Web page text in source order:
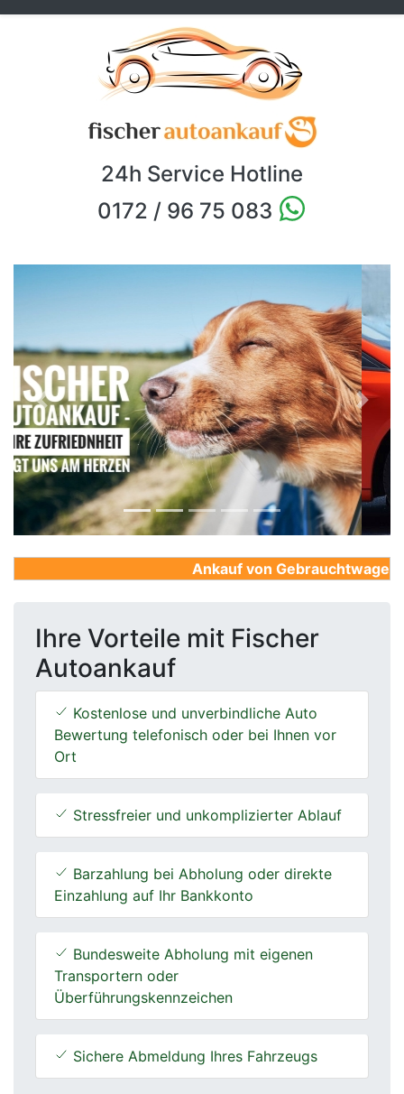
24h Service Hotline
0172 / 96 75 083
Previous Next
Ankauf von Gebrauchtwagen,
Ihre Vorteile mit Fischer
Autoankauf
Kostenlose und unverbindliche Auto
Bewertung telefonisch oder bei Ihnen vor
Ort
Stressfreier und unkomplizierter Ablauf
Barzahlung bei Abholung oder direkte
Einzahlung auf Ihr Bankkonto
Bundesweite Abholung mit eigenen
Transportern oder
Überführungskennzeichen
Sichere Abmeldung Ihres Fahrzeugs